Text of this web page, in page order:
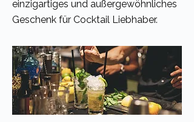
einzigartiges und außergewöhnliches
Geschenk für Cocktail Liebhaber.